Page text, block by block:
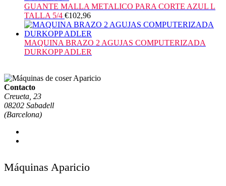
GUANTE MALLA METALICO PARA CORTE AZUL L
TALLA 5/4 €102,96
MAQUINA BRAZO 2 AGUJAS COMPUTERIZADA
DURKOPP ADLER
Contacto
Creueta, 23
08202 Sabadell
(Barcelona)
Máquinas Aparicio